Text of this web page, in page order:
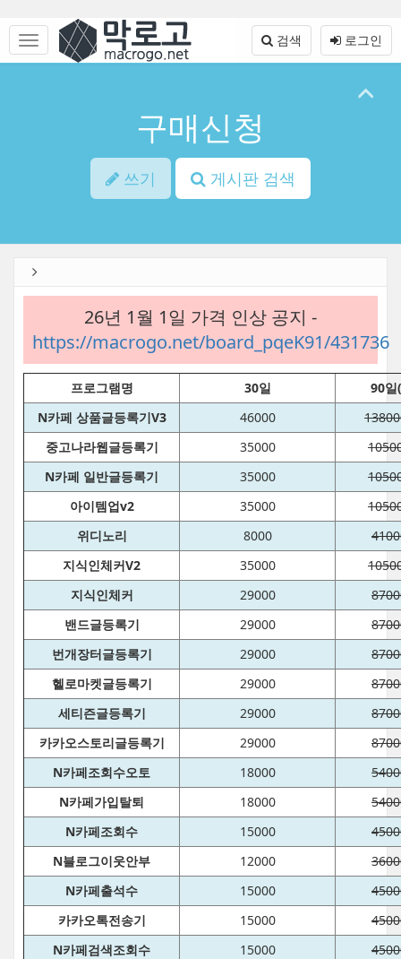
문
로
메
토
로그인
검색
구매신청
쓰기 게시판 검색
26년 1월 1일 가격 인상 공지 -
https://macrogo.net/board_pqeK91/431736
프로그램명 30일
90일
N카페 상품글등록기V3
46000
중고나라웹글등록기
35000
N카페 일반글등록기
35000
아이템업v2
35000
위디노리
8000
지식인체커V2
35000
지식인체커
29000
밴드글등록기
29000
번개장터글등록기
29000
헬로마켓글등록기
29000
세티즌글등록기
29000
카카오스토리글등록기
29000
N카페조회수오토
18000
N카페가입탈퇴
18000
N카페조회수
15000
N블로그이웃안부
12000
N카페출석수
15000
카카오톡전송기
15000
N카페검색조회수
15000